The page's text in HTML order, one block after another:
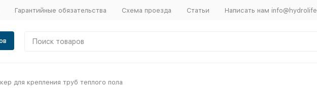
Гарантийные обязательства Схема проезда Статьи Написать нам
для крепления труб теплого пола